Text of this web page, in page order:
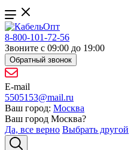
8-800-101-72-56
Звоните с 09:00 до 19:00
Обратный звонок
E-mail
5505153@mail.ru
Ваш город: Москва
Ваш город Москва?
Да, все верно Выбрать другой